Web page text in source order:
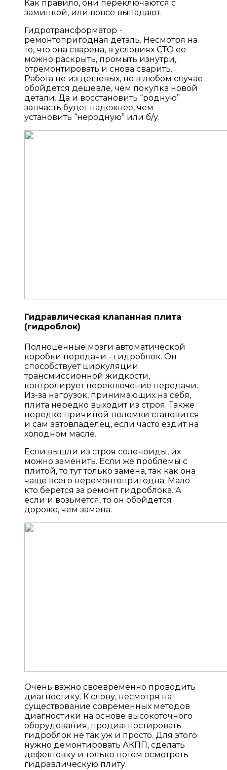
Как правило, они переключаются с
заминкой, или вовсе выпадают.
Гидротрансформатор -
ремонтопригодная деталь. Несмотря на
то, что она сварена, в условиях СТО ее
можно раскрыть, промыть изнутри,
отремонтировать и снова сварить.
Работа не из дешевых, но в любом случае
обойдется дешевле, чем покупка новой
детали. Да и восстановить “родную”
запчасть будет надежнее, чем
установить “неродную” или б/у.
Гидравлическая клапанная плита
(гидроблок)
Полноценные мозги автоматической
коробки передачи - гидроблок. Он
способствует циркуляции
трансмиссионной жидкости,
контролирует переключение передачи.
Из-за нагрузок, принимающих на себя,
плита нередко выходит из строя. Также
нередко причиной поломки становится
и сам автовладелец, если часто ездит на
холодном масле.
Если вышли из строя соленоиды, их
можно заменить. Если же проблемы с
плитой, то тут только замена, так как она
чаще всего неремонтопригодна. Мало
кто берется за ремонт гидроблока. А
если и возьмется, то он обойдется
дороже, чем замена.
Очень важно своевременно проводить
диагностику. К слову, несмотря на
существование современных методов
диагностики на основе высокоточного
оборудования, продиагностировать
гидроблок не так уж и просто. Для этого
нужно демонтировать АКПП, сделать
дефектовку и только потом осмотреть
гидравлическую плиту.